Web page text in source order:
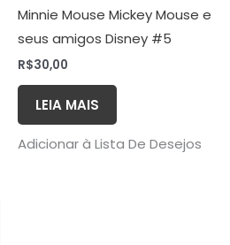
Minnie Mouse Mickey Mouse e
seus amigos Disney #5
R$30,00
LEIA MAIS
Adicionar à Lista De Desejos